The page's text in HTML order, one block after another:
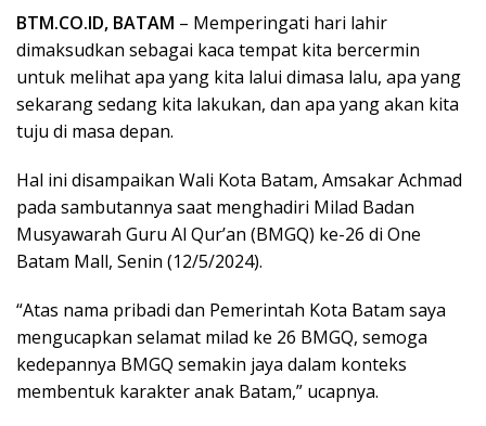
BTM.CO.ID, BATAM – Memperingati hari lahir
dimaksudkan sebagai kaca tempat kita bercermin
untuk melihat apa yang kita lalui dimasa lalu, apa yang
sekarang sedang kita lakukan, dan apa yang akan kita
tuju di masa depan.
Hal ini disampaikan Wali Kota Batam, Amsakar Achmad
pada sambutannya saat menghadiri Milad Badan
Musyawarah Guru Al Qur’an (BMGQ) ke-26 di One
Batam Mall, Senin (12/5/2024).
“Atas nama pribadi dan Pemerintah Kota Batam saya
mengucapkan selamat milad ke 26 BMGQ, semoga
kedepannya BMGQ semakin jaya dalam konteks
membentuk karakter anak Batam,” ucapnya.